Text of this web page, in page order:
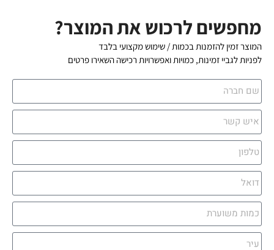
מחפשים לרכוש את המוצר?
המוצר זמין להזמנות בכמות / שימוש מקצועי בלבד
לפניות לגביי זמינות, כמויות ואפשרויות רכישה השאירו פרטים